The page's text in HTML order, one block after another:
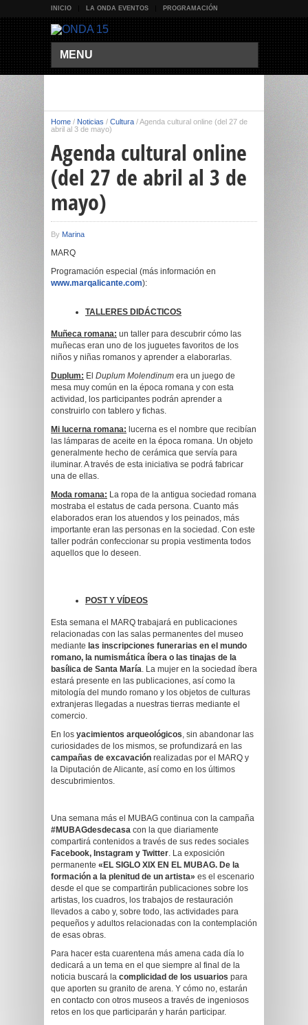
INICIO LA ONDA EVENTOS PROGRAMACIÓN
MENU
Home / Noticias / Cultura /Agenda cultural online (del 27 de
abril al 3 de mayo)
Agenda cultural online
(del 27 de abril al 3 de
mayo)
By Marina
MARQ
Programación especial (más información en
www.marqalicante.com):
TALLERES DIDÁCTICOS
Muñeca romana: un taller para descubrir cómo las
muñecas eran uno de los juguetes favoritos de los
niños y niñas romanos y aprender a elaborarlas.
Duplum: El Duplum Molendinum era un juego de
mesa muy común en la época romana y con esta
actividad, los participantes podrán aprender a
construirlo con tablero y fichas.
Mi lucerna romana: lucerna es el nombre que recibían
las lámparas de aceite en la época romana. Un objeto
generalmente hecho de cerámica que servía para
iluminar. A través de esta iniciativa se podrá fabricar
una de ellas.
Moda romana: La ropa de la antigua sociedad romana
mostraba el estatus de cada persona. Cuanto más
elaborados eran los atuendos y los peinados, más
importante eran las personas en la sociedad. Con este
taller podrán confeccionar su propia vestimenta todos
aquellos que lo deseen.
POST Y VÍDEOS
Esta semana el MARQ trabajará en publicaciones
relacionadas con las salas permanentes del museo
mediante las inscripciones funerarias en el mundo
romano, la numismática íbera o las tinajas de la
basílica de Santa María. La mujer en la sociedad íbera
estará presente en las publicaciones, así como la
mitología del mundo romano y los objetos de culturas
extranjeras llegadas a nuestras tierras mediante el
comercio.
En los yacimientos arqueológicos, sin abandonar las
curiosidades de los mismos, se profundizará en las
campañas de excavación realizadas por el MARQ y
la Diputación de Alicante, así como en los últimos
descubrimientos.
Una semana más el MUBAG continua con la campaña
#MUBAGdesdecasa con la que diariamente
compartirá contenidos a través de sus redes sociales
Facebook, Instagram y Twitter. La exposición
permanente «EL SIGLO XIX EN EL MUBAG. De la
formación a la plenitud de un artista» es el escenario
desde el que se compartirán publicaciones sobre los
artistas, los cuadros, los trabajos de restauración
llevados a cabo y, sobre todo, las actividades para
pequeños y adultos relacionadas con la contemplación
de esas obras.
Para hacer esta cuarentena más amena cada día lo
dedicará a un tema en el que siempre al final de la
noticia buscará la complicidad de los usuarios para
que aporten su granito de arena. Y cómo no, estarán
en contacto con otros museos a través de ingeniosos
retos en los que participarán y harán participar.